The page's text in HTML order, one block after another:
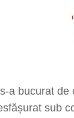
a bucurat
sub